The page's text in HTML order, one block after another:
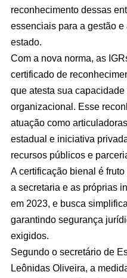
reconhecimento dessas
essenciais para a gestão
estado.
Com a nova norma, as
certificado de
que atesta sua
organizacional. Esse
atuação como
estadual e iniciativa
recursos públicos e
A certificação bienal é
a secretaria e as próprias
em 2023, e busca
garantindo segurança
exigidos.
Segundo o secretário de
Leônidas Oliveira, a